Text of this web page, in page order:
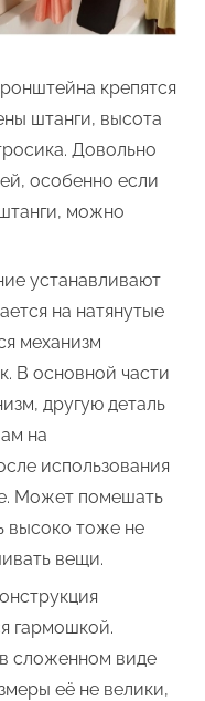
крепятся
штанги, высота
Довольно
особенно если
можно
устанавливают
на натянутые
механизм
В основной части
другую деталь
на
использования
Может помешать
высоко тоже не
вещи.
гармошкой.
сложенном виде
её не велики,